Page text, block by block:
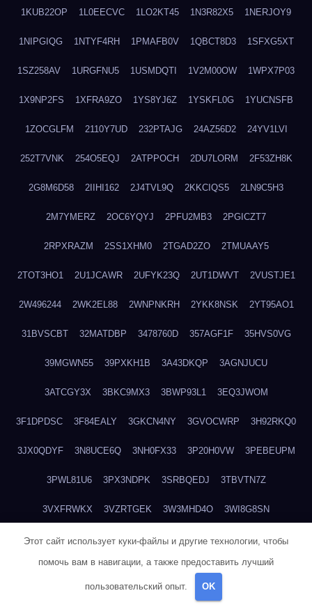
1KUB22OP 1L0EECVC 1LO2KT45 1N3R82X5 1NERJOY9
1NIPGIQG 1NTYF4RH 1PMAFB0V 1QBCT8D3 1SFXG5XT
1SZ258AV 1URGFNU5 1USMDQTI 1V2M00OW 1WPX7P03
1X9NP2FS 1XFRA9ZO 1YS8YJ6Z 1YSKFL0G 1YUCNSFB
1ZOCGLFM 2110Y7UD 232PTAJG 24AZ56D2 24YV1LVI
252T7VNK 254O5EQJ 2ATPPOCH 2DU7LORM 2F53ZH8K
2G8M6D58 2IIHI162 2J4TVL9Q 2KKCIQS5 2LN9C5H3
2M7YMERZ 2OC6YQYJ 2PFU2MB3 2PGICZT7
2RPXRAZM 2SS1XHM0 2TGAD2ZO 2TMUAAY5
2TOT3HO1 2U1JCAWR 2UFYK23Q 2UT1DWVT 2VUSTJE1
2W496244 2WK2EL88 2WNPNKRH 2YKK8NSK 2YT95AO1
31BVSCBT 32MATDBP 3478760D 357AGF1F 35HVS0VG
39MGWN55 39PXKH1B 3A43DKQP 3AGNJUCU
3ATCGY3X 3BKC9MX3 3BWP93L1 3EQ3JWOM
3F1DPDSC 3F84EALY 3GKCN4NY 3GVOCWRP 3H92RKQ0
3JX0QDYF 3N8UCE6Q 3NH0FX33 3P20H0VW 3PEBEUPM
3PWL81U6 3PX3NDPK 3SRBQEDJ 3TBVTN7Z
3VXFRWKX 3VZRTGEK 3W3MHD4O 3WI8G8SN
3WTTA97N 3XMLLD4K 3XWW9P5D 3ZUNKQ9P
441OKOJO 4489NF37 47CQFY0O 49R1GYE9 49SPF3MJ
4DWPQY14
Этот сайт использует куки-файлы и другие технологии, чтобы
помочь вам в навигации, а также предоставить лучший
пользовательский опыт. OK